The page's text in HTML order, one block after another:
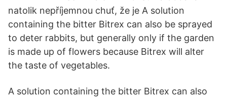
natolik nepříjemnou chuť, že je A solution
containing the bitter Bitrex can also be sprayed
to deter rabbits, but generally only if the garden
is made up of flowers because Bitrex will alter
the taste of vegetables.
A solution containing the bitter Bitrex can also